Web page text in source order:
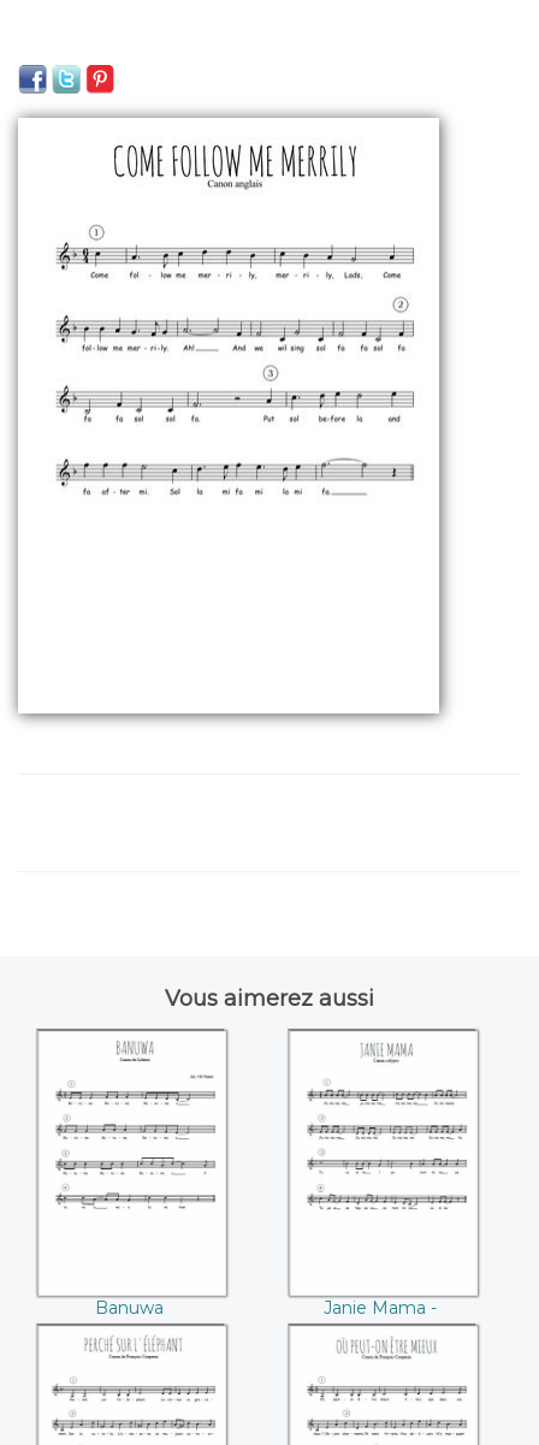
Vous aimerez aussi
Banuwa
Janie Mama -
Calypso
Janie Mama -
Calypso
Où peut-on être